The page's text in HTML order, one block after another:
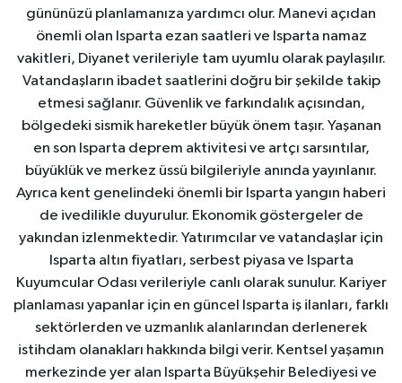
gününüzü planlamanıza yardımcı olur. Manevi açıdan
önemli olan Isparta ezan saatleri ve Isparta namaz
vakitleri, Diyanet verileriyle tam uyumlu olarak paylaşılır.
Vatandaşların ibadet saatlerini doğru bir şekilde takip
etmesi sağlanır. Güvenlik ve farkındalık açısından,
bölgedeki sismik hareketler büyük önem taşır. Yaşanan
en son Isparta deprem aktivitesi ve artçı sarsıntılar,
büyüklük ve merkez üssü bilgileriyle anında yayınlanır.
Ayrıca kent genelindeki önemli bir Isparta yangın haberi
de ivedilikle duyurulur. Ekonomik göstergeler de
yakından izlenmektedir. Yatırımcılar ve vatandaşlar için
Isparta altın fiyatları, serbest piyasa ve Isparta
Kuyumcular Odası verileriyle canlı olarak sunulur. Kariyer
planlaması yapanlar için en güncel Isparta iş ilanları, farklı
sektörlerden ve uzmanlık alanlarından derlenerek
istihdam olanakları hakkında bilgi verir. Kentsel yaşamın
merkezinde yer alan Isparta Büyükşehir Belediyesi ve